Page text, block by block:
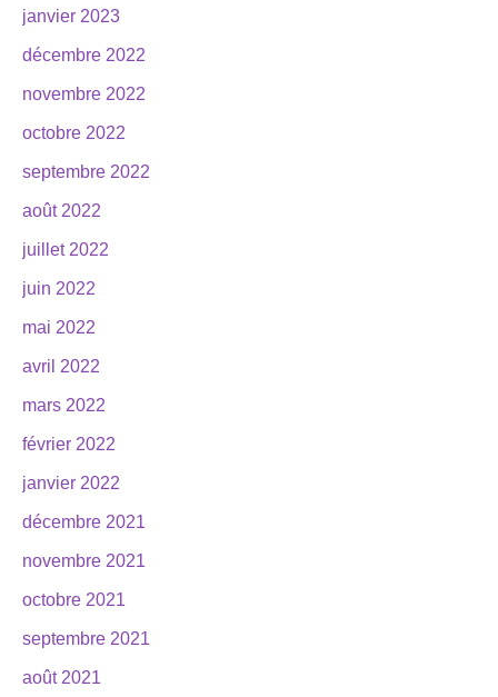
janvier 2023
décembre 2022
novembre 2022
octobre 2022
septembre 2022
août 2022
juillet 2022
juin 2022
mai 2022
avril 2022
mars 2022
février 2022
janvier 2022
décembre 2021
novembre 2021
octobre 2021
septembre 2021
août 2021